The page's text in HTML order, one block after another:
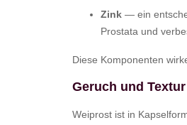
Zink — ein
Prostata und
Diese Komponenten
Geruch und Textur
Weiprost ist in